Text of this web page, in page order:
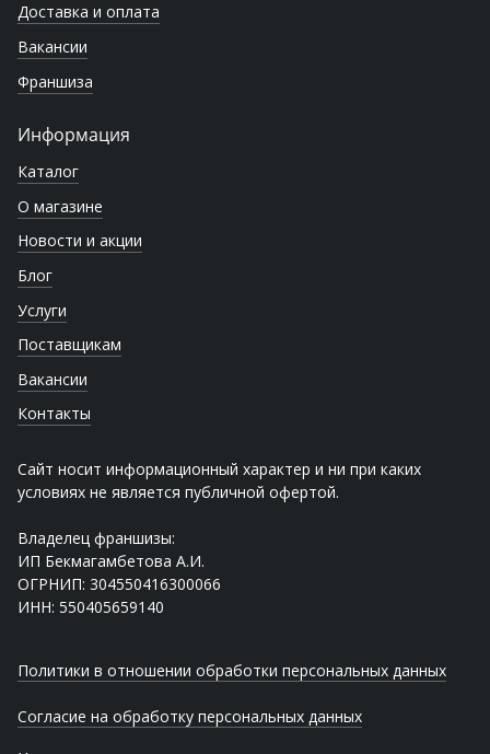
Доставка и оплата
Вакансии
Франшиза
Информация
Каталог
О магазине
Новости и акции
Блог
Услуги
Поставщикам
Вакансии
Контакты
Сайт носит информационный характер и ни при каких
условиях не является публичной офертой.
Владелец франшизы:
ИП Бекмагамбетова А.И.
ОГРНИП: 304550416300066
ИНН: 550405659140
Политики в отношении обработки персональных данных
Согласие на обработку персональных данных